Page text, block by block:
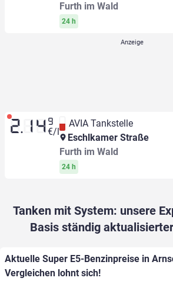
Furth im Wald
24 h
2.14 9
€/l
AVIA Tankstelle
Eschlkamer Straße
Furth im Wald
24 h
Tanken mit System: unsere
Basis ständig
Aktuelle Super E5-Benzinpreise in
Vergleichen lohnt sich!